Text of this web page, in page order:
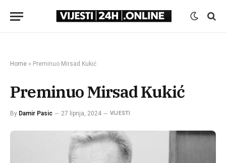
Home » Preminuo Mirsad Kukić
Preminuo Mirsad Kukić
By Damir Pasic 27 lipnja, 2024 VIJESTI